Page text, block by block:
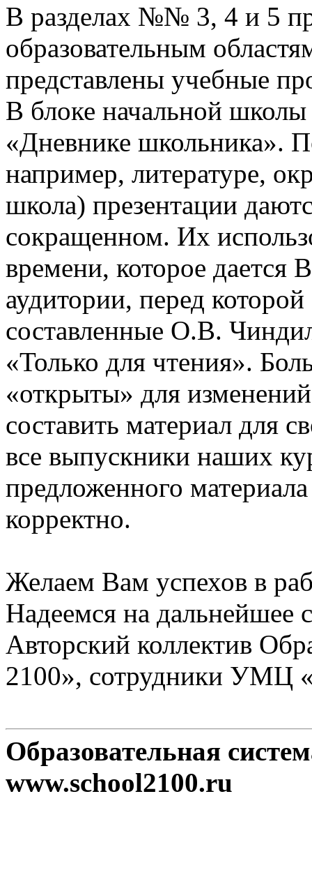
В разделах №№ 3, 4 и 5
образовательным
представлены учебные
В блоке начальной
«Дневнике школьника».
например, литературе,
школа) презентации
сокращенном. Их
времени, которое дается
аудитории, перед
составленные О.В.
«Только для чтения».
«открыты» для
составить материал для
все выпускники наших
предложенного
корректно.
Желаем Вам успехов в
Надеемся на дальнейшее
Авторский коллектив
2100», сотрудники УМЦ
Образовательная
www.school2100.ru